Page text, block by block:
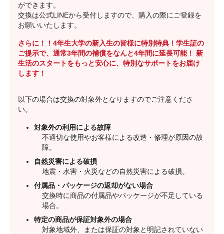
ができます。
交換は公式LINEから受付しますので、購入の際にご登録を
お願いいたします。
さらに！！4年生大学の新入生の皆様に特別特典！学生証の
ご提示で、通常3年間の補償をなんと4年間に延長可能！ 新
生活のスタートをもっと安心に、特別なサポートをお届け
します！
以下の場合は交換の対象外となりますのでご注意くださ
い。
対象外の利用による故障
不適切な使用やお客様による改造・修理が原因の故
障。
自然災害による破損
地震・水害・火災などの自然災害による破損。
付属品・パッケージの返却がない場合
交換時に商品の付属品やパッケージが不足している
場合。
特定の商品が保証対象外の場合
対象地域外、または保証の対象と明記されていない